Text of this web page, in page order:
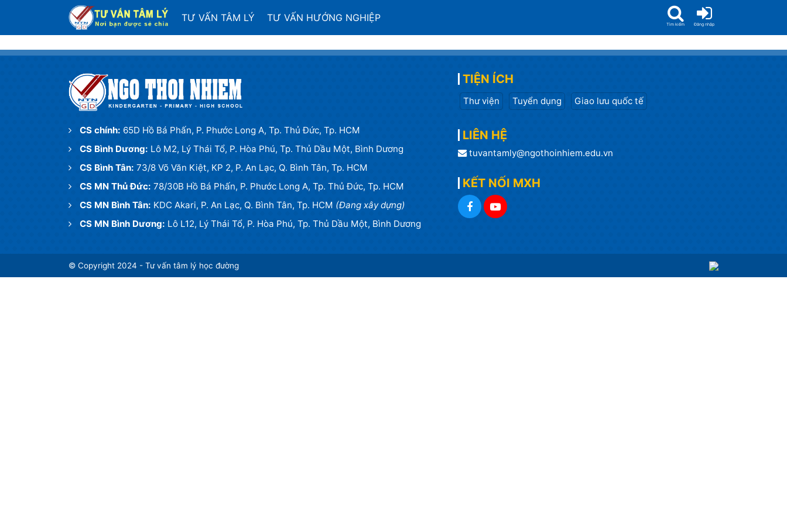
TƯ VẤN TÂM LÝ TƯ VẤN HƯỚNG NGHIỆP
Tìm kiếm Đăng nhập
CS chính: 65D Hồ Bá Phấn, P. Phước Long A, Tp. Thủ Đức, Tp. HCM
CS Bình Dương: Lô M2, Lý Thái Tổ, P. Hòa Phú, Tp. Thủ Dầu Một, Bình Dương
CS Bình Tân: 73/8 Võ Văn Kiệt, KP 2, P. An Lạc, Q. Bình Tân, Tp. HCM
CS MN Thủ Đức: 78/30B Hồ Bá Phấn, P. Phước Long A, Tp. Thủ Đức, Tp. HCM
CS MN Bình Tân: KDC Akari, P. An Lạc, Q. Bình Tân, Tp. HCM (Đang xây dựng)
CS MN Bình Dương: Lô L12, Lý Thái Tổ, P. Hòa Phú, Tp. Thủ Dầu Một, Bình Dương
TIỆN ÍCH
Thư viện Tuyển dụng Giao lưu quốc tế
LIÊN HỆ
tuvantamly@ngothoinhiem.edu.vn
KẾT NỐI MXH
© Copyright 2024 - Tư vấn tâm lý học đường